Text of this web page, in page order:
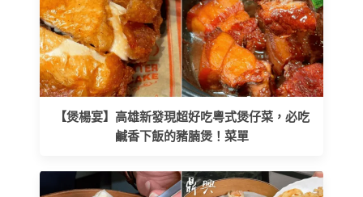
【煲楊宴】高雄新發現超好吃粵式煲仔菜，必吃
鹹香下飯的豬腩煲！菜單